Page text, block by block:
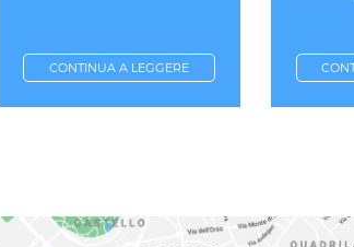
CONTINUA A LEGGERE